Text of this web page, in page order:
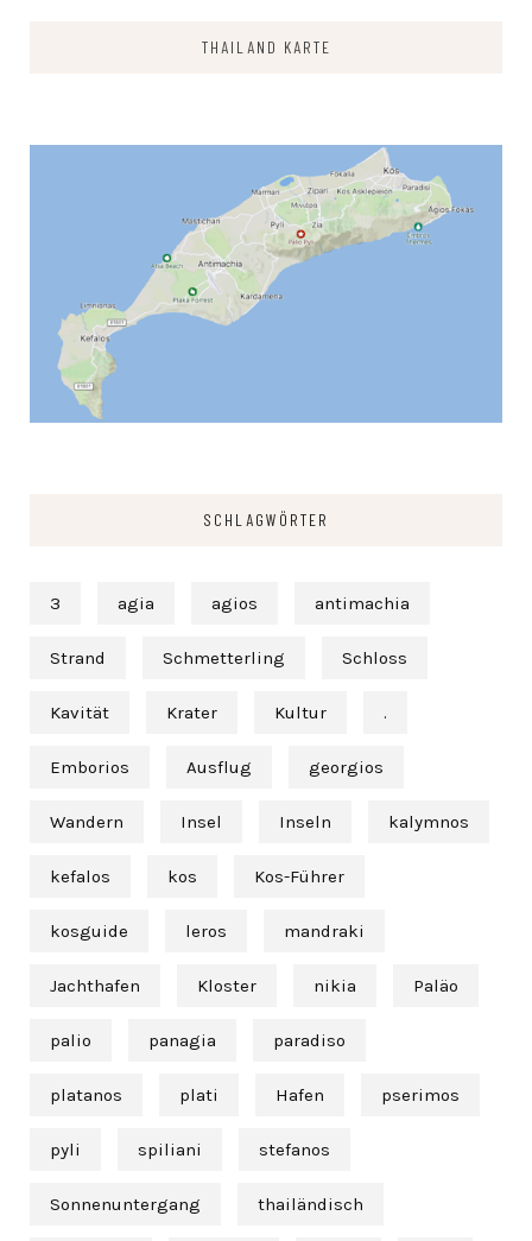
THAILAND KARTE
SCHLAGWÖRTER
3 agia agios antimachia
Strand Schmetterling Schloss
Kavität Krater Kultur .
Emborios Ausflug georgios
Wandern Insel Inseln kalymnos
kefalos kos Kos-Führer
kosguide leros mandraki
Jachthafen Kloster nikia Paläo
palio panagia paradiso
platanos plati Hafen pserimos
pyli spiliani stefanos
Sonnenuntergang thailändisch